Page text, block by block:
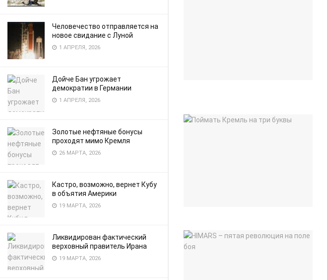
Человечество отправляется на
новое свидание с Луной
1 АПРЕЛЯ, 2026
Дойче Бан угрожает
демократии в Германии
1 АПРЕЛЯ, 2026
Золотые нефтяные бонусы
проходят мимо Кремля
26 МАРТА, 2026
Кастро, возможно, вернет Кубу
в объятия Америки
19 МАРТА, 2026
Ликвидирован фактический
верховный правитель Ирана
19 МАРТА, 2026